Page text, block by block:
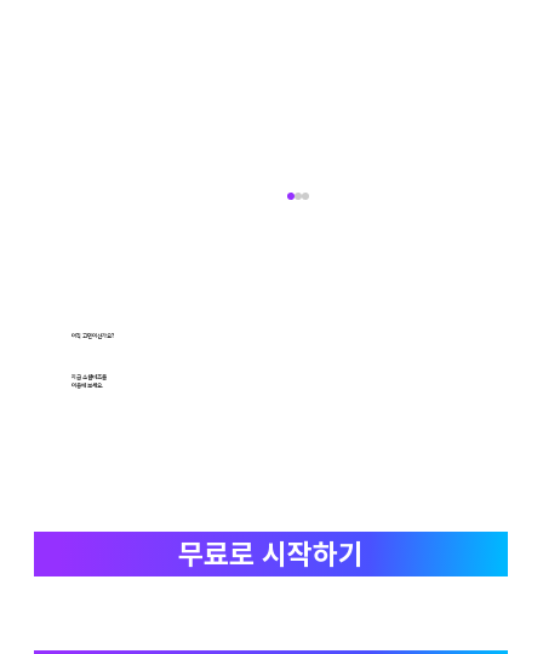
지금 소셜비즈를
이용해 보세요.
아직 고민이신가요?
무료로 시작하기